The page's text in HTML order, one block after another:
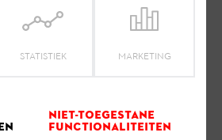
STATISTIEK MARKETING
Niet-toegestane
functionaliteiten